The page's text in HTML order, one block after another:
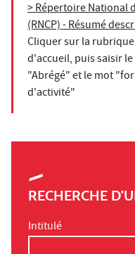
> Répertoire National
(RNCP) - Résumé
Cliquer sur la
d'accueil, puis saisir
"Abrégé" et le mot
d'activité"
RECHERCHE
Intitulé